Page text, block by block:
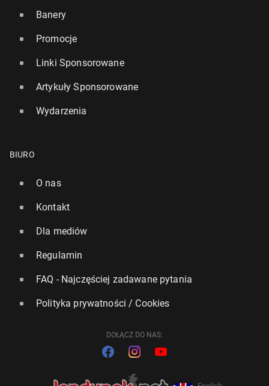
Banery
Promocje
Linki Sponsorowane
Artykuły Sponsorowane
Wydarzenia
BIURO
O nas
Kontakt
Dla mediów
Regulamin
FAQ - Najczęściej zadawane pytania
Polityka prywatności / Cookies
DOŁĄCZ DO NAS: